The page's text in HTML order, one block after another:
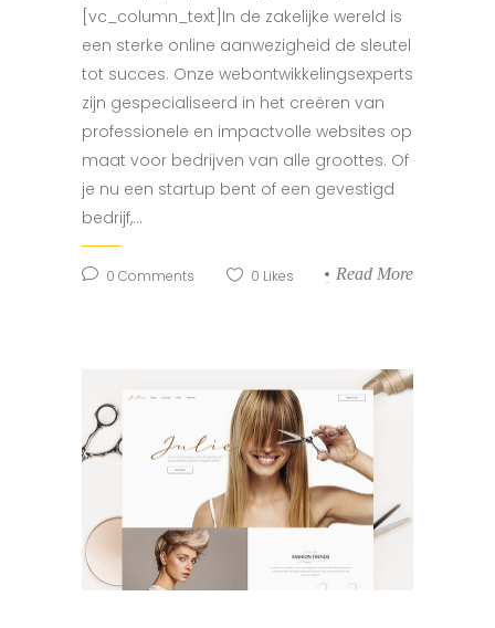
[vc_column_text]In de zakelijke wereld is
een sterke online aanwezigheid de sleutel
tot succes. Onze webontwikkelingsexperts
zijn gespecialiseerd in het creëren van
professionele en impactvolle websites op
maat voor bedrijven van alle groottes. Of
je nu een startup bent of een gevestigd
bedrijf,...
0 Comments 0 Likes Read More